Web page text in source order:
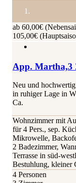
ab 60,00€
105,00€
App. Martha,3
Neu und
in ruhiger Lage in
Ca.
Wohnzimmer mit
für 4 Pers., sep.
Mikrowelle,
2 Badezimmer,
Terrasse in süd-
Bestuhlung, kleiner
4 Personen